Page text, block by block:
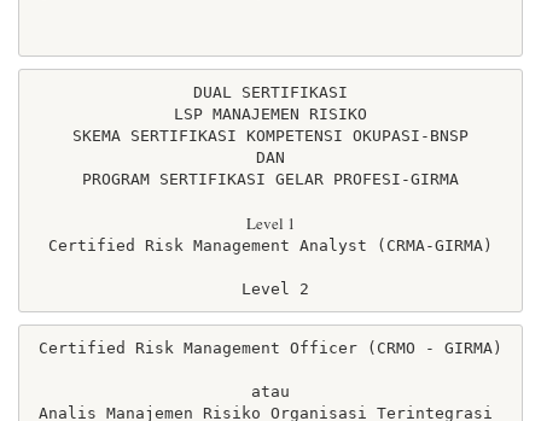
DUAL SERTIFIKASI
LSP MANAJEMEN RISIKO
SKEMA SERTIFIKASI KOMPETENSI OKUPASI-BNSP
DAN
PROGRAM SERTIFIKASI GELAR PROFESI-GIRMA
Level 1
Certified Risk Management Analyst (CRMA-GIRMA)
Level 2
Certified Risk Management Officer (CRMO - GIRMA)
atau
Analis Manajemen Risiko Organisasi Terintegrasi